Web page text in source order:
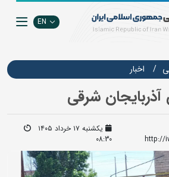
EN
اخبار
آذربایجان شرقی
http://
یکشنبه ۱۷ خرداد ۱۴۰۵
08:30